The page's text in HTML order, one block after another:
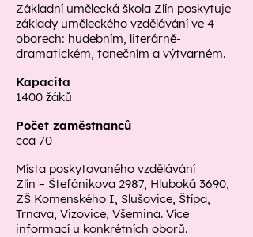
Základní umělecká škola Zlín poskytuje
základy uměleckého vzdělávání ve 4
oborech: hudebním, literárně-
dramatickém, tanečním a výtvarném.
Kapacita
1400 žáků
Počet zaměstnanců
cca 70
Místa poskytovaného vzdělávání
Zlín – Štefánikova 2987, Hluboká 3690,
ZŠ Komenského I, Slušovice, Štípa,
Trnava, Vizovice, Všemina. Více
informací u konkrétních oborů.